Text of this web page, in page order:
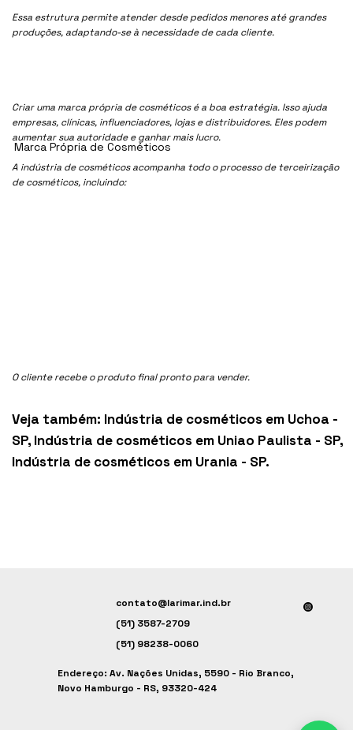
Essa estrutura permite atender desde pedidos menores até grandes
produções, adaptando-se à necessidade de cada cliente.
Criar uma marca própria de cosméticos é a boa estratégia. Isso ajuda
empresas, clínicas, influenciadores, lojas e distribuidores. Eles podem
aumentar sua autoridade e ganhar mais lucro.
A indústria de cosméticos acompanha todo o processo de terceirização
de cosméticos, incluindo:
O cliente recebe o produto final pronto para vender.
Veja também: Indústria de cosméticos em Uchoa -
SP, Indústria de cosméticos em Uniao Paulista - SP,
Indústria de cosméticos em Urania - SP.
Marca Própria de Cosméticos
contato@larimar.ind.br
(51) 3587-2709
(51) 98238-0060
Endereço: Av. Nações Unidas, 5590 - Rio Branco,
Novo Hamburgo - RS, 93320-424